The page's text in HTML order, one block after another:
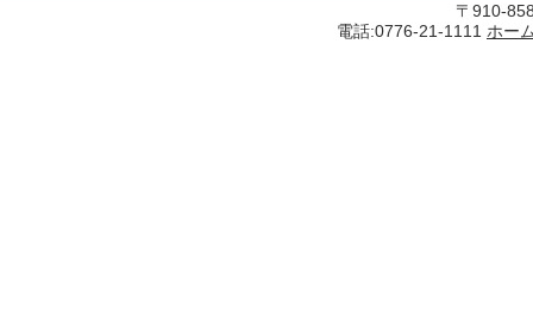
〒910-
電話:0776-21-1111 ホー